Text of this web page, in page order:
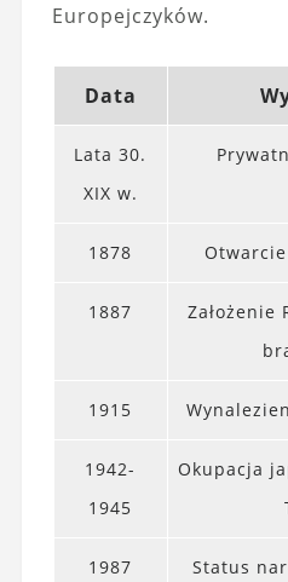
Europejczyków.
Data
Lata 30.
XIX w.
1878
1887
Założenie
1915
1942-
1945
Okupacja
1987 Status